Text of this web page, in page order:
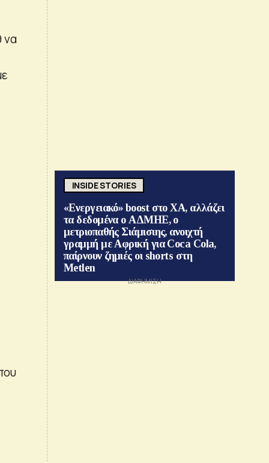
να
INSIDE STORIES
«Ενεργειακό» boost στο ΧΑ, αλλάζει
τα δεδομένα ο ΑΔΜΗΕ, ο
μετριοπαθής Σιάμισιης, ανοιχτή
γραμμή με Αφρική για Coca Cola,
παίρνουν ζημιές οι shorts στη
Metlen